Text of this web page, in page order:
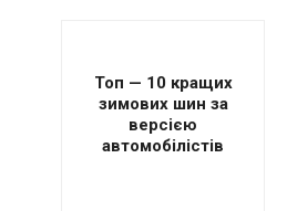
Топ — 10 кращих
зимових шин за
версією
автомобілістів